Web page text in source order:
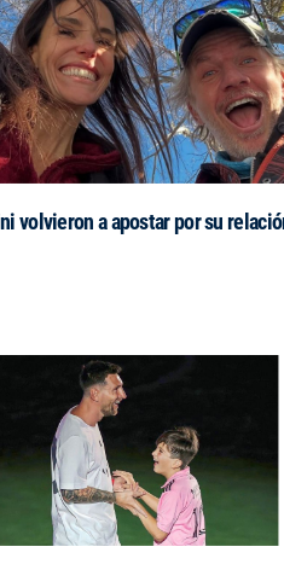
volvieron a apostar por su